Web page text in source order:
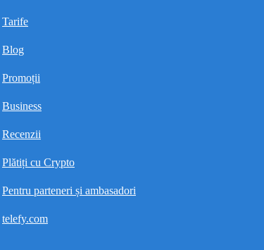
Tarife
Blog
Promoții
Business
Recenzii
Plătiți cu Crypto
Pentru parteneri și ambasadori
telefy.com